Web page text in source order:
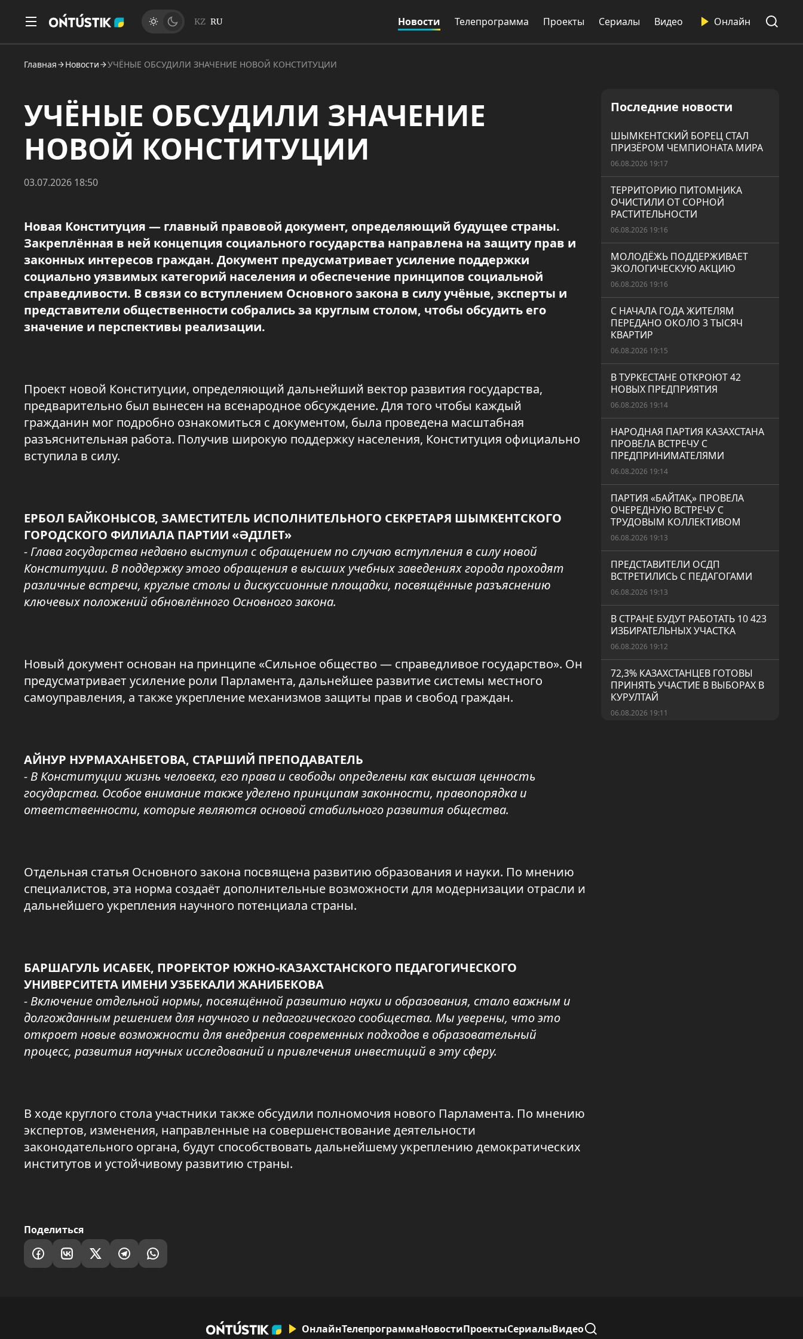
KZ RU Новости Телепрограмма Проекты Сериалы Видео Онлайн
Главная Новости УЧЁНЫЕ ОБСУДИЛИ ЗНАЧЕНИЕ НОВОЙ КОНСТИТУЦИИ
УЧЁНЫЕ ОБСУДИЛИ ЗНАЧЕНИЕ
НОВОЙ КОНСТИТУЦИИ
03.07.2026 18:50
Новая Конституция — главный правовой документ, определяющий будущее страны.
Закреплённая в ней концепция социального государства направлена на защиту прав и
законных интересов граждан. Документ предусматривает усиление поддержки
социально уязвимых категорий населения и обеспечение принципов социальной
справедливости. В связи со вступлением Основного закона в силу учёные, эксперты и
представители общественности собрались за круглым столом, чтобы обсудить его
значение и перспективы реализации.
Проект новой Конституции, определяющий дальнейший вектор развития государства,
предварительно был вынесен на всенародное обсуждение. Для того чтобы каждый
гражданин мог подробно ознакомиться с документом, была проведена масштабная
разъяснительная работа. Получив широкую поддержку населения, Конституция официально
вступила в силу.
ЕРБОЛ БАЙКОНЫСОВ, ЗАМЕСТИТЕЛЬ ИСПОЛНИТЕЛЬНОГО СЕКРЕТАРЯ ШЫМКЕНТСКОГО
ГОРОДСКОГО ФИЛИАЛА ПАРТИИ «ӘДІЛЕТ»
- Глава государства недавно выступил с обращением по случаю вступления в силу новой
Конституции. В поддержку этого обращения в высших учебных заведениях города проходят
различные встречи, круглые столы и дискуссионные площадки, посвящённые разъяснению
ключевых положений обновлённого Основного закона.
Новый документ основан на принципе «Сильное общество — справедливое государство». Он
предусматривает усиление роли Парламента, дальнейшее развитие системы местного
самоуправления, а также укрепление механизмов защиты прав и свобод граждан.
АЙНУР НУРМАХАНБЕТОВА, СТАРШИЙ ПРЕПОДАВАТЕЛЬ
- В Конституции жизнь человека, его права и свободы определены как высшая ценность
государства. Особое внимание также уделено принципам законности, правопорядка и
ответственности, которые являются основой стабильного развития общества.
Отдельная статья Основного закона посвящена развитию образования и науки. По мнению
специалистов, эта норма создаёт дополнительные возможности для модернизации отрасли и
дальнейшего укрепления научного потенциала страны.
БАРШАГУЛЬ ИСАБЕК, ПРОРЕКТОР ЮЖНО-КАЗАХСТАНСКОГО ПЕДАГОГИЧЕСКОГО
УНИВЕРСИТЕТА ИМЕНИ УЗБЕКАЛИ ЖАНИБЕКОВА
- Включение отдельной нормы, посвящённой развитию науки и образования, стало важным и
долгожданным решением для научного и педагогического сообщества. Мы уверены, что это
откроет новые возможности для внедрения современных подходов в образовательный
процесс, развития научных исследований и привлечения инвестиций в эту сферу.
В ходе круглого стола участники также обсудили полномочия нового Парламента. По мнению
экспертов, изменения, направленные на совершенствование деятельности
законодательного органа, будут способствовать дальнейшему укреплению демократических
институтов и устойчивому развитию страны.
Поделиться
Последние новости
ШЫМКЕНТСКИЙ БОРЕЦ СТАЛ
ПРИЗЁРОМ ЧЕМПИОНАТА МИРА
06.08.2026 19:17
ТЕРРИТОРИЮ ПИТОМНИКА
ОЧИСТИЛИ ОТ СОРНОЙ
РАСТИТЕЛЬНОСТИ
06.08.2026 19:16
МОЛОДЁЖЬ ПОДДЕРЖИВАЕТ
ЭКОЛОГИЧЕСКУЮ АКЦИЮ
06.08.2026 19:16
С НАЧАЛА ГОДА ЖИТЕЛЯМ
ПЕРЕДАНО ОКОЛО 3 ТЫСЯЧ
КВАРТИР
06.08.2026 19:15
В ТУРКЕСТАНЕ ОТКРОЮТ 42
НОВЫХ ПРЕДПРИЯТИЯ
06.08.2026 19:14
НАРОДНАЯ ПАРТИЯ КАЗАХСТАНА
ПРОВЕЛА ВСТРЕЧУ С
ПРЕДПРИНИМАТЕЛЯМИ
06.08.2026 19:14
ПАРТИЯ «БАЙТАҚ» ПРОВЕЛА
ОЧЕРЕДНУЮ ВСТРЕЧУ С
ТРУДОВЫМ КОЛЛЕКТИВОМ
06.08.2026 19:13
ПРЕДСТАВИТЕЛИ ОСДП
ВСТРЕТИЛИСЬ С ПЕДАГОГАМИ
06.08.2026 19:13
В СТРАНЕ БУДУТ РАБОТАТЬ 10 423
ИЗБИРАТЕЛЬНЫХ УЧАСТКА
06.08.2026 19:12
72,3% КАЗАХСТАНЦЕВ ГОТОВЫ
ПРИНЯТЬ УЧАСТИЕ В ВЫБОРАХ В
КУРУЛТАЙ
06.08.2026 19:11
ОнлайнТелепрограммаНовостиПроектыСериалыВидео